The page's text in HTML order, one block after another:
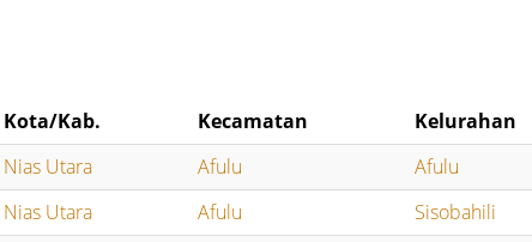
Kota/Kab. Kecamatan
Kelurahan
Nias Utara Afulu
Afulu
Nias Utara Afulu
Sisobahili